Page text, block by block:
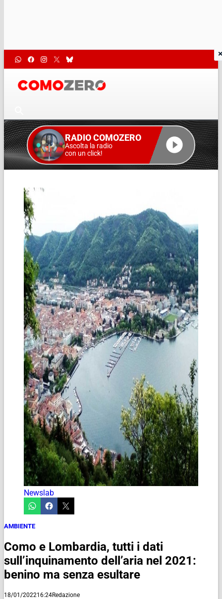
RADIO COMOZERO
Ascolta la radio
con un click!
Newslab
AMBIENTE
Como e Lombardia, tutti i dati
sull’inquinamento dell’aria nel 2021:
benino ma senza esultare
18/01/202216:24Redazione